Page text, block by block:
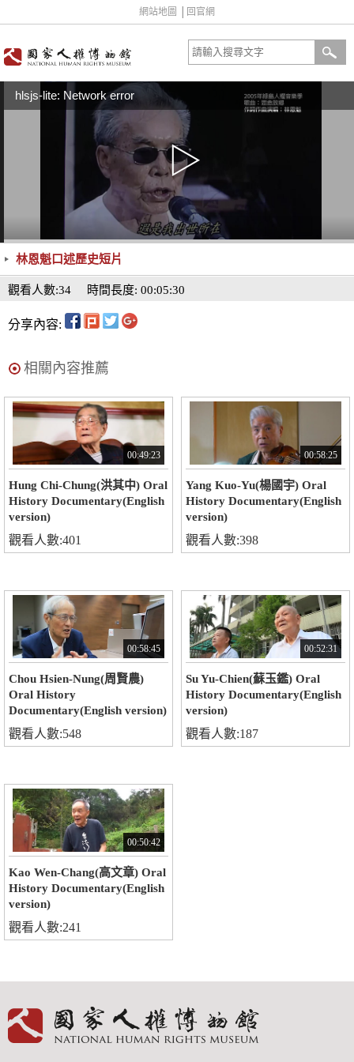
網站地圖 回官網
hlsjs-lite: Network error
林恩魁口述歷史短片
時間長度: 00:05:30
觀看人數:34
分享內容:
相關內容推薦
00:49:23
Hung Chi-Chung(洪其中) Oral
History Documentary(English
version)
觀看人數:401
00:58:25
Yang Kuo-Yu(楊國宇) Oral
History Documentary(English
version)
觀看人數:398
00:58:45
Chou Hsien-Nung(周賢農)
Oral History
Documentary(English version)
觀看人數:548
00:52:31
Su Yu-Chien(蘇玉鑑) Oral
History Documentary(English
version)
觀看人數:187
00:50:42
Kao Wen-Chang(高文章) Oral
History Documentary(English
version)
觀看人數:241